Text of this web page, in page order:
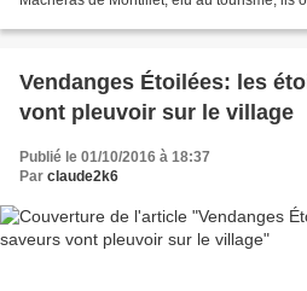
Vendanges Étoilées: les
vont pleuvoir sur le village
Publié le 01/10/2016 à 18:37
Par claude2k6